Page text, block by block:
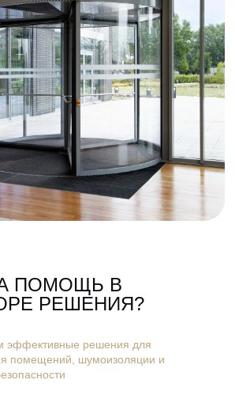
ПОМОЩЬ В
РЕШЕНИЯ?
эффективные решения для
помещений, шумоизоляции и